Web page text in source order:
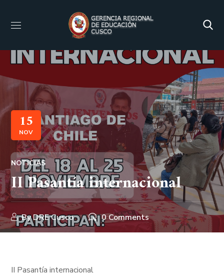
15
NOV
NOTICIAS
II Pasantía internacional
ByDRE Cusco 0 Comments
II Pasantía internacional